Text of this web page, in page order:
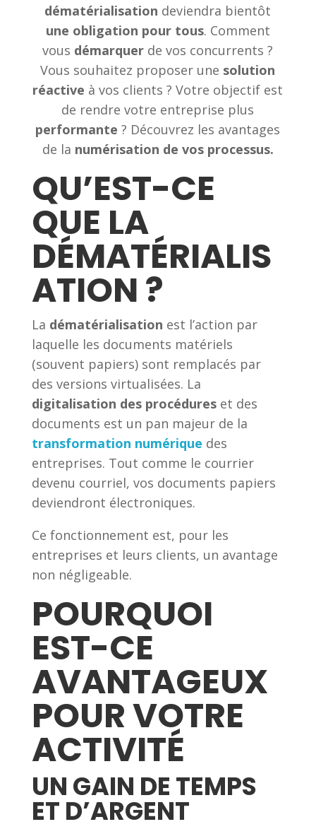
dématérialisation deviendra bientôt
une obligation pour tous. Comment
vous démarquer de vos concurrents ?
Vous souhaitez proposer une solution
réactive à vos clients ? Votre objectif est
de rendre votre entreprise plus
performante ? Découvrez les avantages
de la numérisation de vos processus.
QU’EST-CE
QUE LA
DÉMATÉRIALIS
ATION ?
La dématérialisation est l’action par
laquelle les documents matériels
(souvent papiers) sont remplacés par
des versions virtualisées. La
digitalisation des procédureset des
documents est un pan majeur de la
transformation numérique des
entreprises. Tout comme le courrier
devenu courriel, vos documents papiers
deviendront électroniques.
Ce fonctionnement est, pour les
entreprises et leurs clients, un avantage
non négligeable.
POURQUOI
EST-CE
AVANTAGEUX
POUR VOTRE
ACTIVITÉ
UN GAIN DE TEMPS
ET D’ARGENT